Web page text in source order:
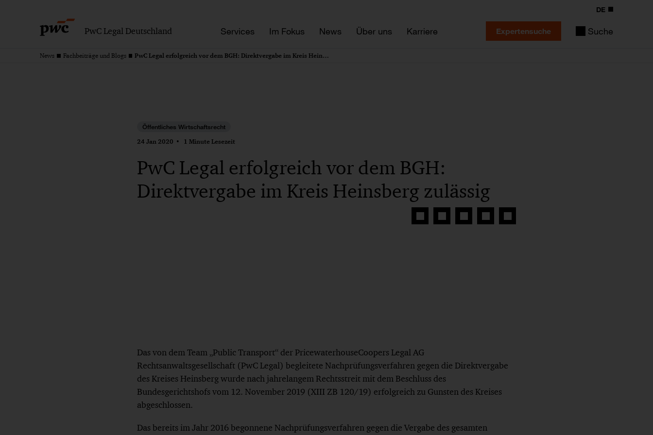
PwC Legal Deutschland Services Im Fokus News Über uns Karriere
DE
Expertensuche Suche
News Fachbeiträge und Blogs PwC Legal erfolgreich vor dem BGH: Direktvergabe im Kreis Heinsberg zulässig
Öffentliches Wirtschaftsrecht
24 Jan 2020 1 Minute Lesezeit
PwC Legal erfolgreich vor dem BGH:
Direktvergabe im Kreis Heinsberg zulässig
Auf
Auf
Auf
Auf
Link
Das von dem Team „Public Transport“ der PricewaterhouseCoopers Legal AG
Rechtsanwaltsgesellschaft (PwC Legal) begleitete Nachprüfungsverfahren gegen die Direktvergabe
des Kreises Heinsberg wurde nach jahrelangem Rechtsstreit mit dem Beschluss des
Bundesgerichtshofs vom 12. November 2019 (XIII ZB 120/19) erfolgreich zu Gunsten des Kreises
abgeschlossen.
Das bereits im Jahr 2016 begonnene Nachprüfungsverfahren gegen die Vergabe des gesamten